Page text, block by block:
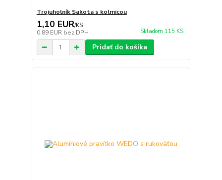
Trojuholník Sakota s kolmicou
1,10 EUR/KS
0,89 EUR bez DPH Skladom 115 KS
Pridať do košíka